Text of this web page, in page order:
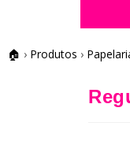
🏠 › Produtos ›